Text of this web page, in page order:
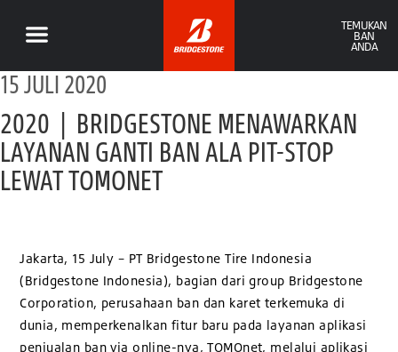
TEMUKAN
BAN
ANDA
15 JULI 2020
2020 | BRIDGESTONE MENAWARKAN
LAYANAN GANTI BAN ALA PIT-STOP
LEWAT TOMONET
Jakarta, 15 July – PT Bridgestone Tire Indonesia
(Bridgestone Indonesia), bagian dari group Bridgestone
Corporation, perusahaan ban dan karet terkemuka di
dunia, memperkenalkan fitur baru pada layanan aplikasi
penjualan ban via online-nya, TOMOnet, melalui aplikasi